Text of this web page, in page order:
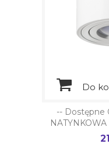
Do
-- Dostępne